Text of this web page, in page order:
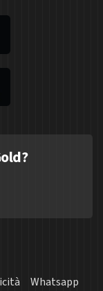
Whatsapp